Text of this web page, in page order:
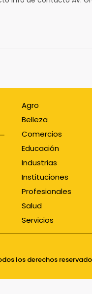
Agro
Belleza
Comercios
Educación
Industrias
Instituciones
Profesionales
Salud
Servicios
los derechos